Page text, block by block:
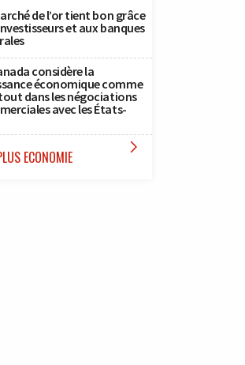
de l’or tient bon grâce
et aux banques
considère la
économique comme
dans les négociations
avec les États-
ECONOMIE 